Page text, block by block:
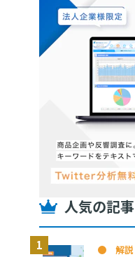
人気の記事
解説